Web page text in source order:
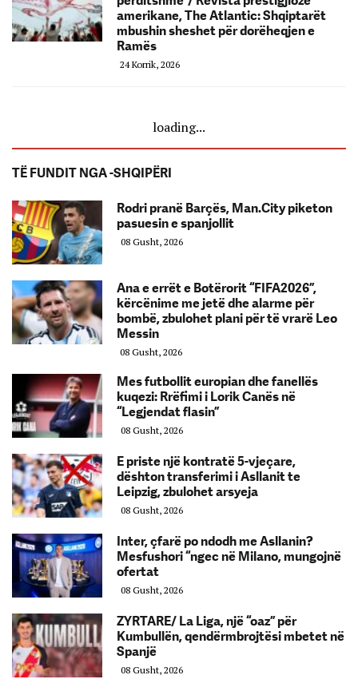
amerikane, The Atlantic: Shqiptarët
mbushin sheshet për dorëheqjen e
Ramës
24 Korrik, 2026
loading...
TË FUNDIT NGA -SHQIPËRI
Rodri pranë Barçës, Man.City piketon
pasuesin e spanjollit
08 Gusht, 2026
Ana e errët e Botërorit “FIFA2026”,
kërcënime me jetë dhe alarme për
bombë, zbulohet plani për të vrarë Leo
Messin
08 Gusht, 2026
Mes futbollit europian dhe fanellës
kuqezi: Rrëfimi i Lorik Canës në
“Legjendat flasin”
08 Gusht, 2026
E priste një kontratë 5-vjeçare,
dështon transferimi i Asllanit te
Leipzig, zbulohet arsyeja
08 Gusht, 2026
Inter, çfarë po ndodh me Asllanin?
Mesfushori “ngec në Milano, mungojnë
ofertat
08 Gusht, 2026
ZYRTARE/ La Liga, një “oaz” për
Kumbullën, qendërmbrojtësi mbetet në
Spanjë
08 Gusht, 2026